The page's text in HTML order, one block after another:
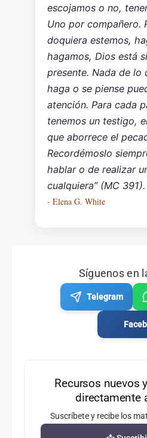
escojamos o no,
Uno por compañero.
doquiera estemos,
hagamos, Dios está
presente. Nada de lo
haga o se piense
atención. Para cada
tenemos un testigo,
que aborrece el
Recordémoslo
hablar o de realizar
cualquiera” (MC 391).
- Elena G. White
Síguenos en
Telegram
Recursos nuevos
directamente
Suscríbete y recibe los